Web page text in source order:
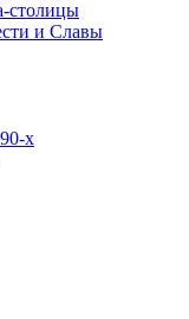
столицы
и Славы
х